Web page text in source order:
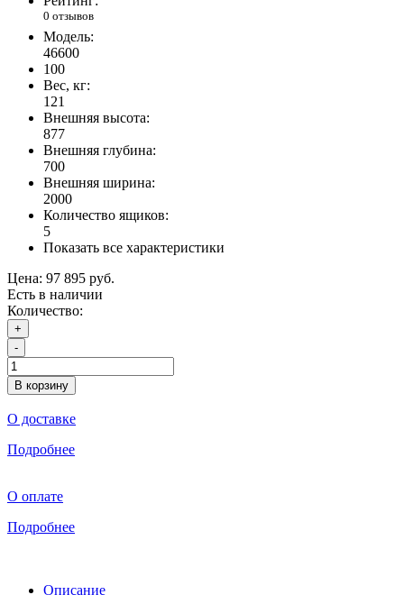
0 отзывов
Модель:
46600
100
Вес, кг:
121
Внешняя высота:
877
Внешняя глубина:
700
Внешняя ширина:
2000
Количество ящиков:
5
Показать все характеристики
Цена: 97 895 руб.
Есть в наличии
Количество:
+
-
В корзину
О доставке
Подробнее
О оплате
Подробнее
Описание